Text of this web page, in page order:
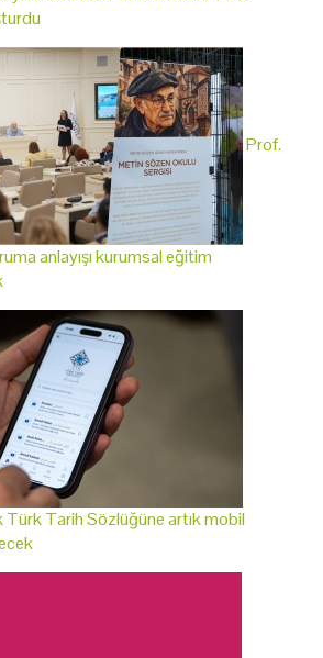
Prof.
anlayışı kurumsal eğitim
Türk Tarih Sözlüğüne artık mobil